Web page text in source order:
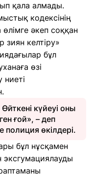
қала алмады.
кодексінің
әкеп соққан
зиян келтiру»
бұл
өзі
ниеті
күйеуі оны
ғой», – деп
полиция өкілдері.
бұл нұсқамен
эксгумациялауды